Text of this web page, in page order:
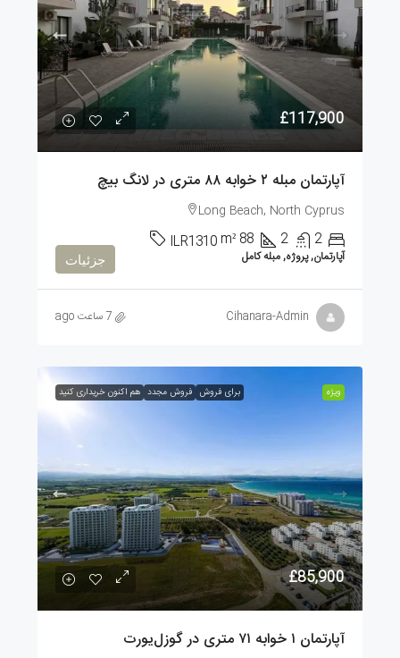
£117,900
آپارتمان مبله ۲ خوابه ۸۸ متری در لانگ بیچ
Long Beach, North Cyprus
2
2
88
m²
ILR1310
آپارتمان, پروژه, مبله کامل جزئیات
Cihanara-Admin 7 ساعت ago
ویژه برای فروش فروش مجدد هم اکنون خریداری کنید
£85,900
آپارتمان ۱ خوابه ۷۱ متری در گوزل‌یورت